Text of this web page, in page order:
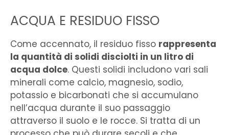
ACQUA E RESIDUO FISSO
Come accennato, il residuo fisso rappresenta
la quantità di solidi disciolti in un litro di
acqua dolce. Questi solidi includono vari sali
minerali come calcio, magnesio, sodio,
potassio e bicarbonati che si accumulano
nell’acqua durante il suo passaggio
attraverso il suolo e le rocce. Si tratta di un